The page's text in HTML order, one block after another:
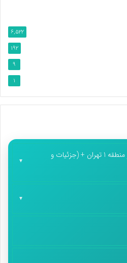
6,522
192
9
1
بهترین کلینیک های زیبایی در منطقه 1 تهران + (جزئیات و